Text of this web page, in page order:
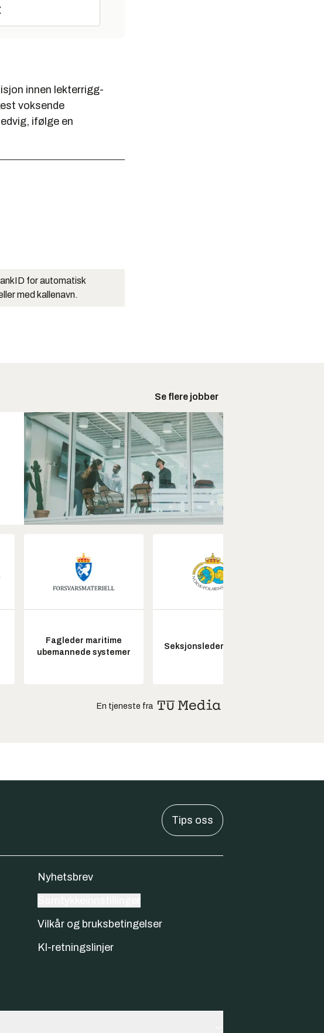
innen lekterrigg-
voksende
ifølge en
for automatisk
med kallenavn.
Se flere jobber
Fagleder maritime
ubemannede systemer
Seksjonsleder Nye Troll
En tjeneste fra
Tips oss
Nyhetsbrev
Vilkår og bruksbetingelser
KI-retningslinjer